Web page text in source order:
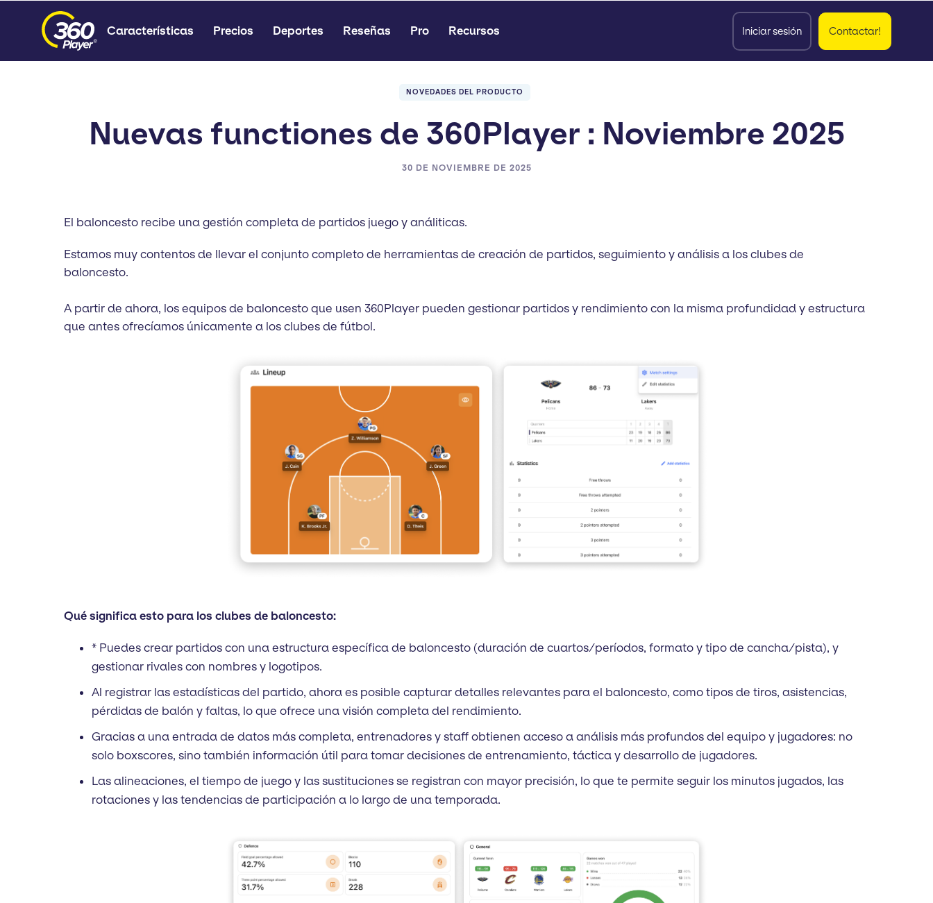
Características Precios Deportes Reseñas Pro Recursos Iniciar sesión Contactar!
NOVEDADES DEL PRODUCTO
Nuevas functiones de 360Player : Noviembre 2025
30 DE NOVIEMBRE DE 2025
El baloncesto recibe una gestión completa de partidos juego y análiticas.
Estamos muy contentos de llevar el conjunto completo de herramientas de creación de partidos, seguimiento y análisis a los clubes de
baloncesto.
A partir de ahora, los equipos de baloncesto que usen 360Player pueden gestionar partidos y rendimiento con la misma profundidad y estructura
que antes ofrecíamos únicamente a los clubes de fútbol.
Qué significa esto para los clubes de baloncesto:
* Puedes crear partidos con una estructura específica de baloncesto (duración de cuartos/períodos, formato y tipo de cancha/pista), y
gestionar rivales con nombres y logotipos.
Al registrar las estadísticas del partido, ahora es posible capturar detalles relevantes para el baloncesto, como tipos de tiros, asistencias,
pérdidas de balón y faltas, lo que ofrece una visión completa del rendimiento.
Gracias a una entrada de datos más completa, entrenadores y staff obtienen acceso a análisis más profundos del equipo y jugadores: no
solo boxscores, sino también información útil para tomar decisiones de entrenamiento, táctica y desarrollo de jugadores.
Las alineaciones, el tiempo de juego y las sustituciones se registran con mayor precisión, lo que te permite seguir los minutos jugados, las
rotaciones y las tendencias de participación a lo largo de una temporada.